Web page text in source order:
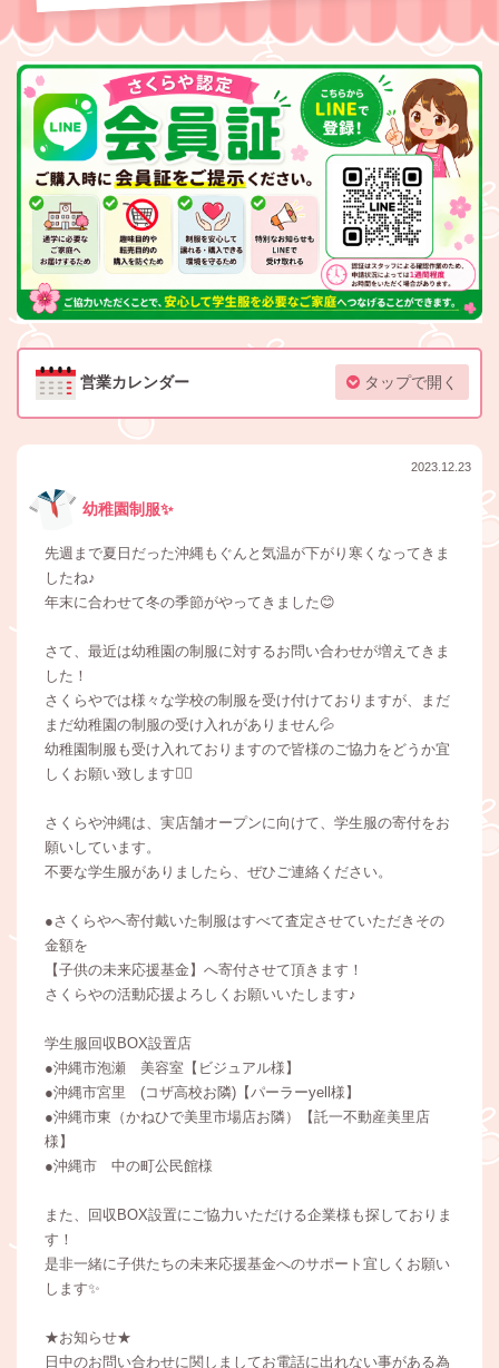
営業カレンダー タップで開く
2023.12.23
幼稚園制服✨
先週まで夏日だった沖縄もぐんと気温が下がり寒くなってきま
したね♪
年末に合わせて冬の季節がやってきました😊
さて、最近は幼稚園の制服に対するお問い合わせが増えてきま
した！
さくらやでは様々な学校の制服を受け付けておりますが、まだ
まだ幼稚園の制服の受け入れがありません💦
幼稚園制服も受け入れておりますので皆様のご協力をどうか宜
しくお願い致します🙇‍♀️
さくらや沖縄は、実店舗オープンに向けて、学生服の寄付をお
願いしています。
不要な学生服がありましたら、ぜひご連絡ください。
●さくらやへ寄付戴いた制服はすべて査定させていただきその
金額を
【子供の未来応援基金】へ寄付させて頂きます！
さくらやの活動応援よろしくお願いいたします♪
学生服回収BOX設置店
●沖縄市泡瀬 美容室【ビジュアル様】
●沖縄市宮里 (コザ高校お隣)【パーラーyell様】
●沖縄市東（かねひで美里市場店お隣）【託一不動産美里店
様】
●沖縄市 中の町公民館様
また、回収BOX設置にご協力いただける企業様も探しておりま
す！
是非一緒に子供たちの未来応援基金へのサポート宜しくお願い
します✨
★お知らせ★
日中のお問い合わせに関しましてお電話に出れない事がある為